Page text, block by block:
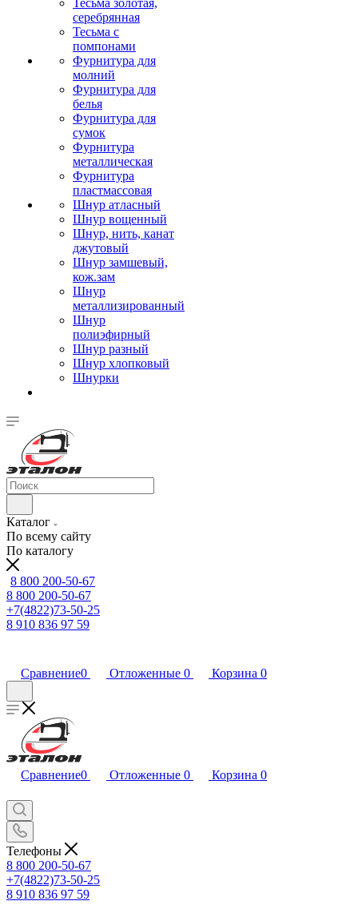
Тесьма золотая,
серебрянная
Тесьма с
помпонами
Фурнитура для
молний
Фурнитура для
белья
Фурнитура для
сумок
Фурнитура
металлическая
Фурнитура
пластмассовая
Шнур атласный
Шнур вощенный
Шнур, нить, канат
джутовый
Шнур замшевый,
кож.зам
Шнур
металлизированный
Шнур
полиэфирный
Шнур разный
Шнур хлопковый
Шнурки
Каталог
По всему сайту
По каталогу
8 800 200-50-67
8 800 200-50-67
+7(4822)73-50-25
8 910 836 97 59
Сравнение0 Отложенные 0 Корзина 0
Сравнение0 Отложенные 0 Корзина 0
Телефоны
8 800 200-50-67
+7(4822)73-50-25
8 910 836 97 59